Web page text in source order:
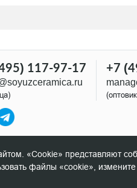
117-97-17 +7
«Cookie» представляют
файлы «cookie», измените